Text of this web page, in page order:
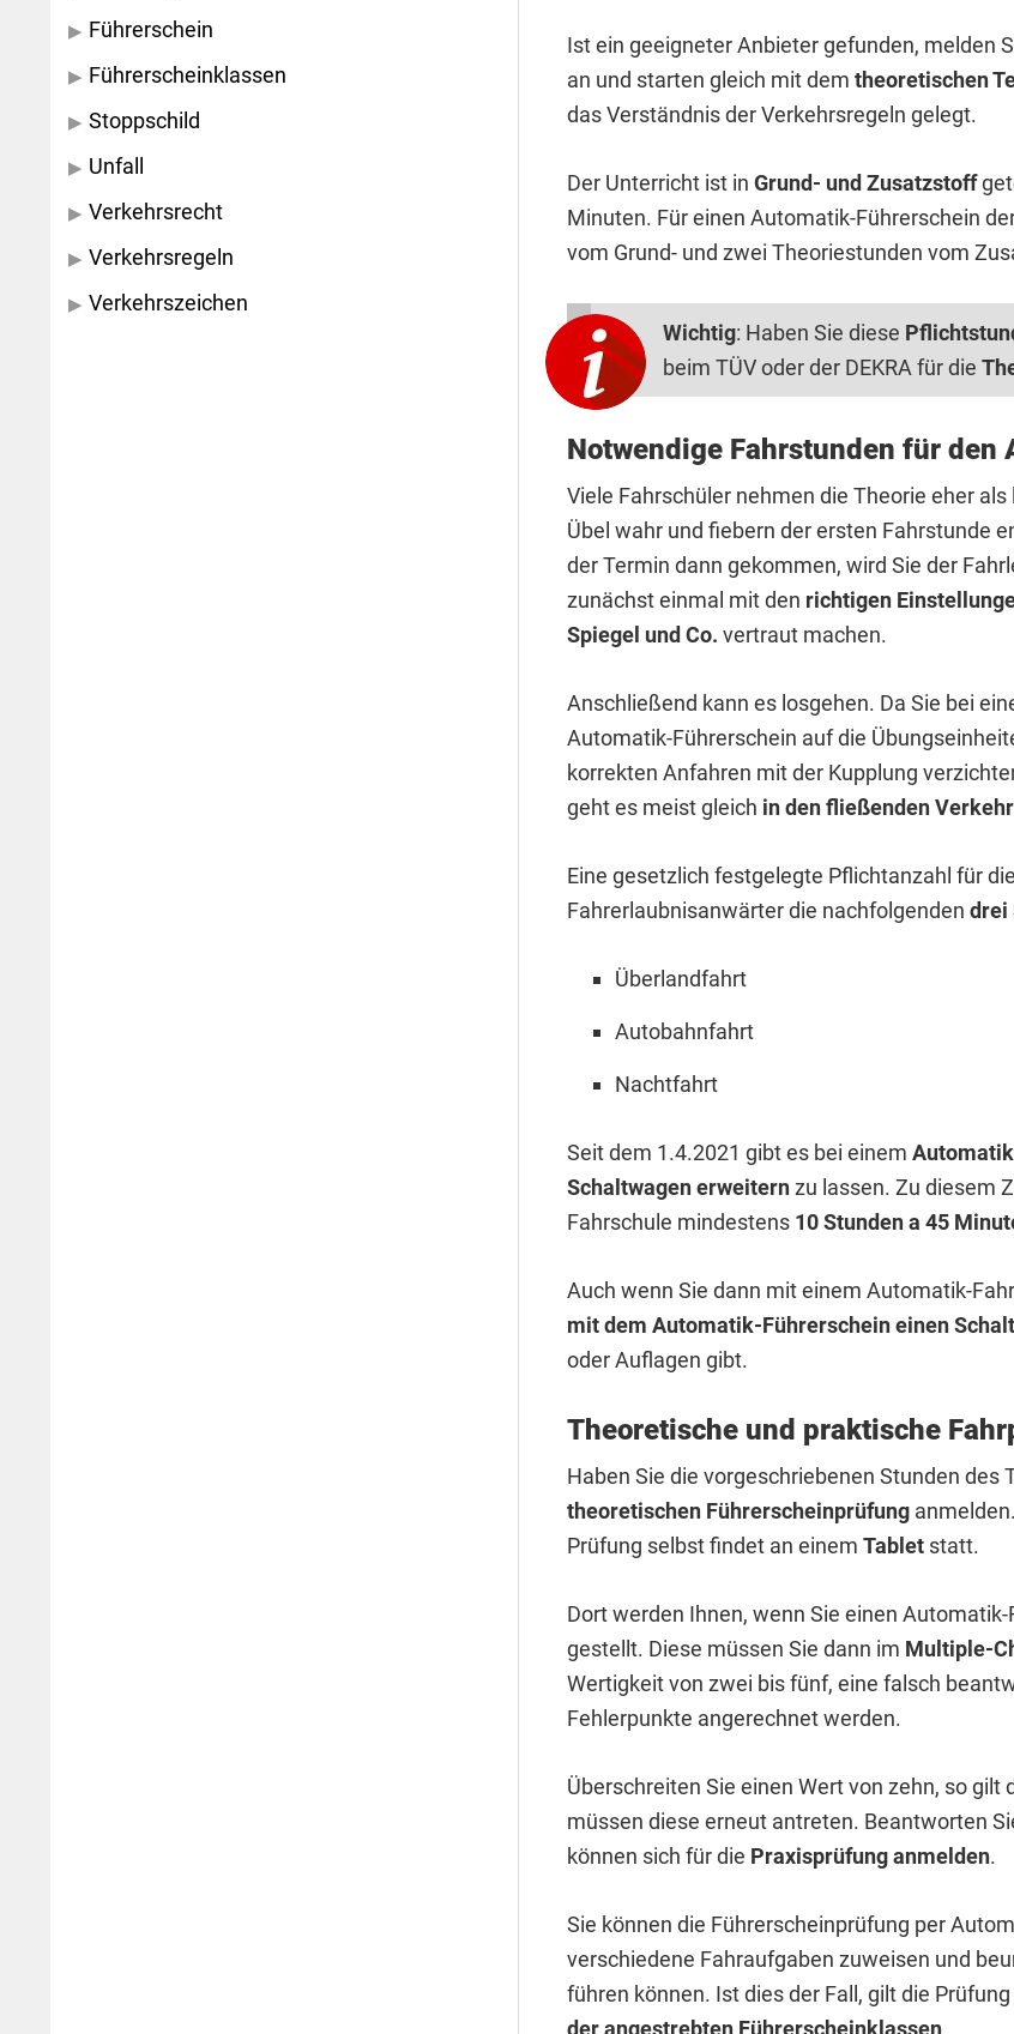
Ist ein geeigneter Anbieter gefunden, melden
an und starten gleich mit dem theoretischen
das Verständnis der Verkehrsregeln gelegt.
Der Unterricht ist in Grund- und Zusatzstoff
Minuten. Für einen Automatik-Führerschein
vom Grund- und zwei Theoriestunden vom
Wichtig: Haben Sie diese
beim TÜV oder der DEKRA für die
Notwendige Fahrstunden für
Viele Fahrschüler nehmen die Theorie eher als
Übel wahr und fiebern der ersten Fahrstunde
der Termin dann gekommen, wird Sie der
zunächst einmal mit den richtigen
Spiegel und Co. vertraut machen.
Anschließend kann es losgehen. Da Sie bei
Automatik-Führerschein auf die
korrekten Anfahren mit der Kupplung
geht es meist gleich in den fließenden Verkehr
Eine gesetzlich festgelegte Pflichtanzahl für
Fahrerlaubnisanwärter die nachfolgenden drei
Überlandfahrt
Autobahnfahrt
Nachtfahrt
Seit dem 1.4.2021 gibt es bei einem
Schaltwagen erweiternzu lassen. Zu diesem
Fahrschule mindestens 10 Stunden a 45
Auch wenn Sie dann mit einem Automatik-
mit dem Automatik-Führerschein einen
oder Auflagen gibt.
Theoretische und praktische
Haben Sie die vorgeschriebenen Stunden
theoretischen Führerscheinprüfung
Prüfung selbst findet an einem Tablet statt.
Dort werden Ihnen, wenn Sie einen
gestellt. Diese müssen Sie dann im Multiple-
Wertigkeit von zwei bis fünf, eine falsch
Fehlerpunkte angerechnet werden.
Überschreiten Sie einen Wert von zehn, so
müssen diese erneut antreten. Beantworten
können sich für die Praxisprüfung anmelden.
Sie können die Führerscheinprüfung per
verschiedene Fahraufgaben zuweisen und
führen können. Ist dies der Fall, gilt die
der angestrebten Führerscheinklassen
Führerschein
Führerscheinklassen
Stoppschild
Unfall
Verkehrsrecht
Verkehrsregeln
Verkehrszeichen